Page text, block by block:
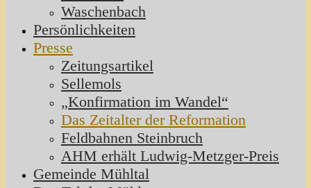
Waschenbach
Persönlichkeiten
Presse
Zeitungsartikel
Sellemols
„Konfirmation im Wandel“
Das Zeitalter der Reformation
Feldbahnen Steinbruch
AHM erhält Ludwig-Metzger-Preis
Gemeinde Mühltal